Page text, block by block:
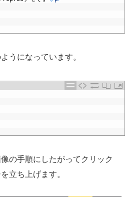
うになっています。
の手順にしたがってクリック
立ち上げます。